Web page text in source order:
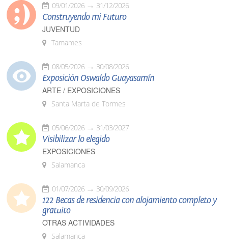
09/01/2026 31/12/2026
Construyendo mi Futuro
JUVENTUD
Tamames
08/05/2026 30/08/2026
Exposición Oswaldo Guayasamín
ARTE / EXPOSICIONES
Santa Marta de Tormes
05/06/2026 31/03/2027
Visibilizar lo elegido
EXPOSICIONES
Salamanca
01/07/2026 30/09/2026
122 Becas de residencia con alojamiento completo y
gratuito
OTRAS ACTIVIDADES
Salamanca